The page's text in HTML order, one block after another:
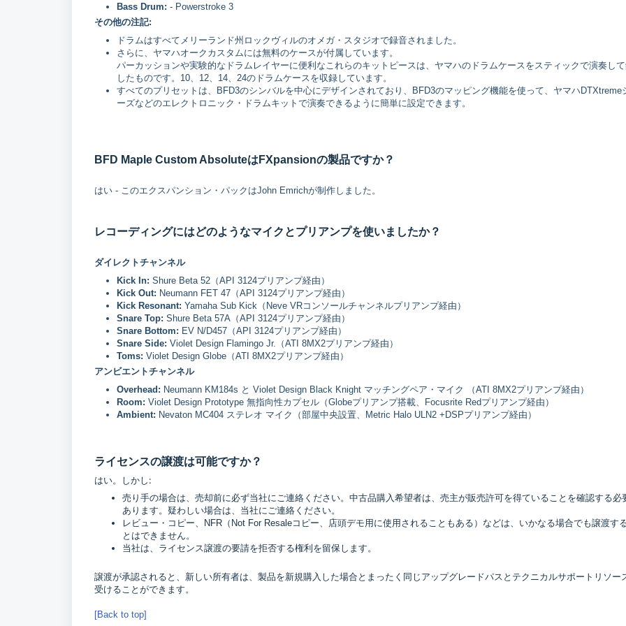
Bass Drum: - Powerstroke 3
その他の注記:
ドラムはすべてメリーランド州ロックヴィルのオメガ・スタジオで録音されました。
さらに、ヤマハオークカスタムには無料のケースが付属しています。
パーカッションや実験的なドラムレイヤーに便利なこれらのキットピースは、ヤマハのドラムケースをスティックで演奏し
したものです。10、12、14、24のドラムケースを収録しています。
すべてのプリセットは、BFD3のシンバルを中心にデザインされており、BFD3のマッピング機能を使って、ヤマハDTXtreme
ーズなどのエレクトロニック・ドラムキットで演奏できるように簡単に設定できます。
BFD Maple Custom AbsoluteはFXpansionの製品ですか？
はい - このエクスパンション・パックはJohn Emrichが制作しました。
レコーディングにはどのようなマイクとプリアンプを使いましたか？
ダイレクトチャンネル
Kick In: Shure Beta 52（API 3124プリアンプ経由）
Kick Out: Neumann FET 47（API 3124プリアンプ経由）
Kick Resonant: Yamaha Sub Kick（Neve VRコンソールチャンネルプリアンプ経由）
Snare Top: Shure Beta 57A（API 3124プリアンプ経由）
Snare Bottom: EV N/D457（API 3124プリアンプ経由）
Snare Side: Violet Design Flamingo Jr.（ATI 8MX2プリアンプ経由）
Toms: Violet Design Globe（ATI 8MX2プリアンプ経由）
アンビエントチャンネル
Overhead: Neumann KM184s と Violet Design Black Knight マッチングペア・マイク （ATI 8MX2プリアンプ経由）
Room: Violet Design Prototype 無指向性カプセル（Globeプリアンプ搭載、Focusrite Redプリアンプ経由）
Ambient: Nevaton MC404 ステレオ マイク（部屋中央設置、Metric Halo ULN2 +DSPプリアンプ経由）
ライセンスの譲渡は可能ですか？
はい。しかし:
売り手の場合は、売却前に必ず当社にご連絡ください。中古品購入希望者は、売主が販売許可を得ていることを確認する必
あります。疑わしい場合は、当社にご連絡ください。
レビュー・コピー、NFR（Not For Resaleコピー、店頭デモ用に使用されることもある）などは、いかなる場合でも譲渡す
とはできません。
当社は、ライセンス譲渡の要請を拒否する権利を留保します。
譲渡が承認されると、新しい所有者は、製品を新規購入した場合とまったく同じアップグレードパスとテクニカルサポートリソー
受けることができます。
[Back to top]